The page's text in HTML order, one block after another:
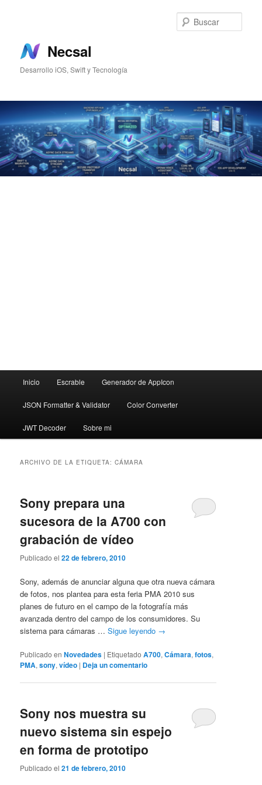
principal
secundario
Necsal
Desarrollo iOS, Swift y Tecnología
Inicio Escrable Generador de AppIcon
JSON Formatter & Validator Color Converter
JWT Decoder Sobre mi
ARCHIVO DE LA ETIQUETA:CÁMARA
Sony prepara una
sucesora de la A700 con
grabación de vídeo
Publicado el22 de febrero, 2010
Sony, además de anunciar alguna que otra nueva cámara
de fotos, nos plantea para esta feria PMA 2010 sus
planes de futuro en el campo de la fotografía más
avanzada dentro del campo de los consumidores. Su
sistema para cámaras …Sigue leyendo →
Publicado en Novedades | Etiquetado A700,Cámara,fotos,
PMA,sony,vídeo | Deja un comentario
Sony nos muestra su
nuevo sistema sin espejo
en forma de prototipo
Publicado el21 de febrero, 2010